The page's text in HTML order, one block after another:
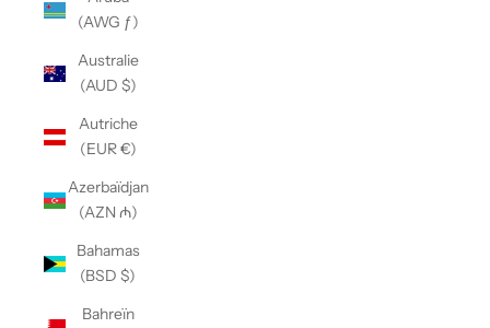
(AWG ƒ)
Australie
(AUD $)
Autriche
(EUR €)
Azerbaïdjan
(AZN ₼)
Bahamas
(BSD $)
Bahreïn